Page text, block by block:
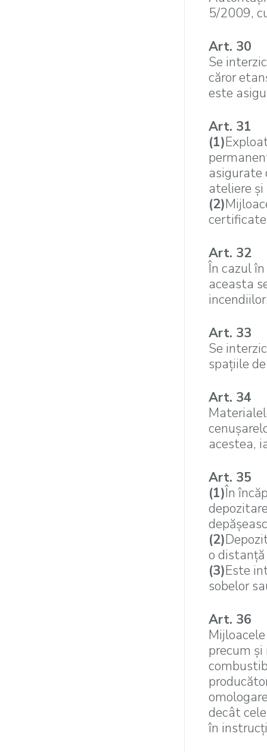
5/2009,
Art. 30
Se
căror
este
Art. 31
(1)
asigurate
ateliere
(2)
Art. 32
În cazul
aceasta
Art. 33
Se
spaţiile
Art. 34
acestea,
Art. 35
(1)În
(2)
o
(3)Este
sobelor
Art. 36
precum
decât
în